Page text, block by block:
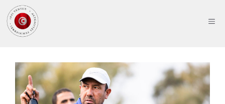
au
contenu